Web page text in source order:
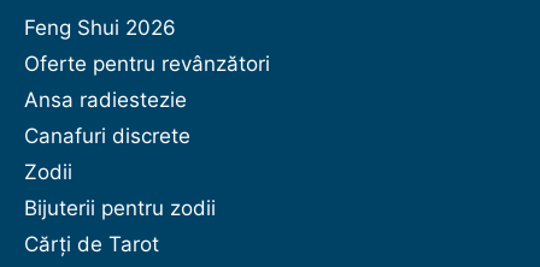
Feng Shui 2026
Oferte pentru revânzători
Ansa radiestezie
Canafuri discrete
Zodii
Bijuterii pentru zodii
Cărți de Tarot